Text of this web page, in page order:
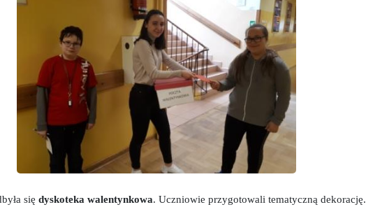
się dyskoteka walentynkowa. Uczniowie przygotowali tematyczną dekorację.